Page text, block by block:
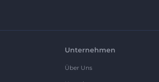
Unternehmen
Über Uns